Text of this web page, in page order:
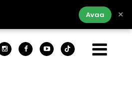
Avaa ×